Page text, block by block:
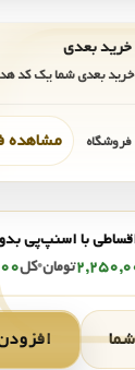
خرید بعدی شما یک کد
مشاهده
با اسنپ‌پی
تومان•کل